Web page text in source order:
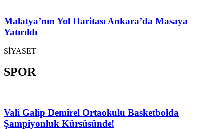
Malatya’nın Yol Haritası Ankara’da Masaya
Yatırıldı
SİYASET
SPOR
Vali Galip Demirel Ortaokulu Basketbolda
Şampiyonluk Kürsüsünde!